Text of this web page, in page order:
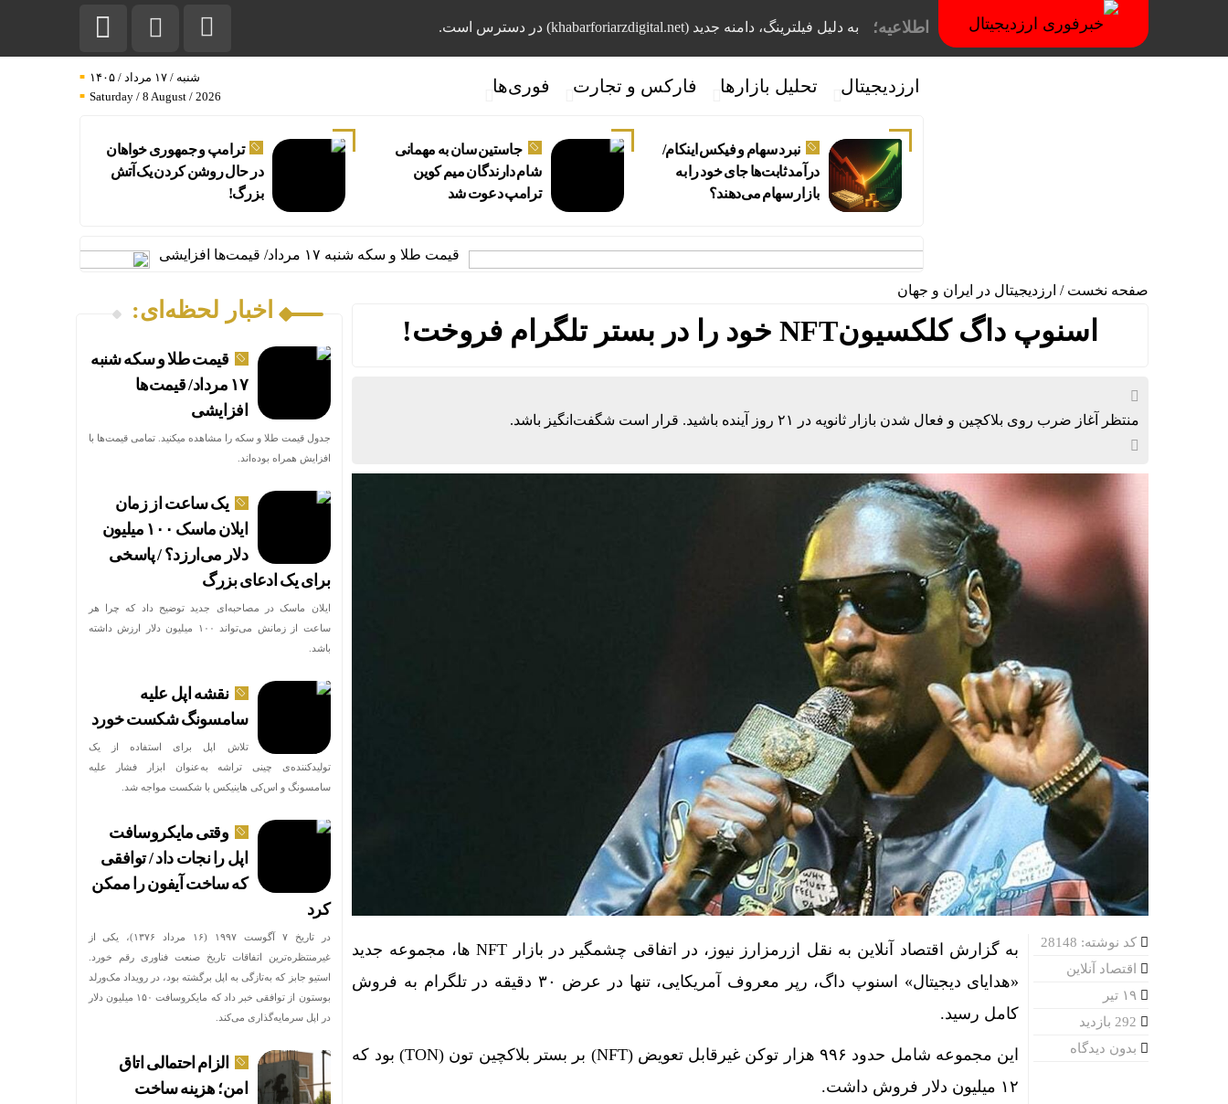
اطلاعیه؛ به دلیل فیلترینگ، دامنه جدید (khabarforiarzdigital.net) در دسترس است.
ارزدیجیتال تحلیل بازارها فارکس و تجارت فوری‌ها
شنبه / ۱۷ مرداد / ۱۴۰۵
Saturday / 8 August / 2026
نبرد سهام و فیکس اینکام/
درآمد ثابت‌ها جای خود را به
بازار سهام می‌دهند؟
جاستین سان به مهمانی
شام دارندگان میم کوین
ترامپ دعوت شد
ترامپ و جمهوری‌ خواهان
در حال روشن کردن یک آتش
بزرگ!
قیمت طلا و سکه شنبه ۱۷ مرداد/ قیمت‌ها افزایشی
صفحه نخست / ارزدیجیتال در ایران و جهان
اسنوپ داگ کلکسیونNFT خود را در بستر تلگرام فروخت!
منتظر آغاز ضرب روی بلاکچین و فعال شدن بازار ثانویه در ۲۱ روز آینده باشید. قرار است شگفت‌انگیز باشد.
کد نوشته: 28148
اقتصاد آنلاین
بدون دیدگاه
به گزارش اقتصاد آنلاین به نقل ازرمزارز نیوز، در اتفاقی چشمگیر در بازار NFT ها، مجموعه جدید
«هدایای دیجیتال» اسنوپ داگ، رپر معروف آمریکایی، تنها در عرض ۳۰ دقیقه در تلگرام به فروش
کامل رسید.
این مجموعه شامل حدود ۹۹۶ هزار توکن غیرقابل تعویض (NFT) بر بستر بلاکچین تون (TON) بود که
۱۲ میلیون دلار فروش داشت.
اخبار لحظه‌ای:
قیمت طلا و سکه شنبه
۱۷ مرداد/ قیمت‌ها
افزایشی
جدول قیمت طلا و سکه را مشاهده میکنید. تمامی قیمت‌ها با
افزایش همراه بوده‌اند.
یک ساعت از زمان
ایلان ماسک ۱۰۰ میلیون
دلار می‌ارزد؟ / پاسخی
برای یک ادعای بزرگ
ایلان ماسک در مصاحبه‌ای جدید توضیح داد که چرا هر
ساعت از زمانش می‌تواند ۱۰۰ میلیون دلار ارزش داشته
باشد.
نقشه اپل علیه
سامسونگ شکست خورد
تلاش اپل برای استفاده از یک
تولیدکننده‌ی چینی تراشه به‌عنوان ابزار فشار علیه
سامسونگ و اس‌کی هاینیکس با شکست مواجه شد.
وقتی مایکروسافت
اپل را نجات داد / توافقی
که ساخت آیفون را ممکن
کرد
در تاریخ ۷ آگوست ۱۹۹۷ (۱۶ مرداد ۱۳۷۶)، یکی از
غیرمنتظره‌ترین اتفاقات تاریخ صنعت فناوری رقم خورد.
استیو جابز که به‌تازگی به اپل برگشته بود، در رویداد مک‌ورلد
بوستون از توافقی خبر داد که مایکروسافت ۱۵۰ میلیون دلار
در اپل سرمایه‌گذاری می‌کند.
الزام احتمالی اتاق
امن؛ هزینه ساخت